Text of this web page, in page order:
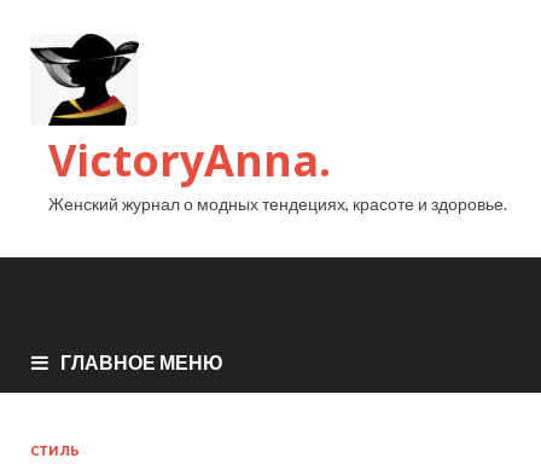
VictoryAnna.
Женский журнал о модных тендециях, красоте и здоровье.
ГЛАВНОЕ МЕНЮ
СТИЛЬ